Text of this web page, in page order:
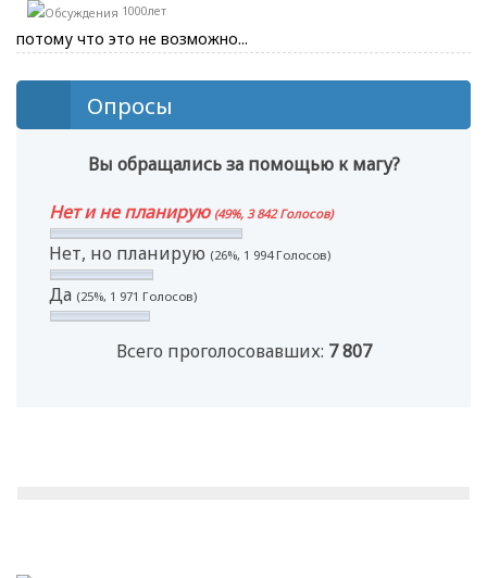
1000лет
потому что это не возможно...
Опросы
Вы обращались за помощью к магу?
Нет и не планирую (49%, 3 842 Голосов)
Нет, но планирую (26%, 1 994 Голосов)
Да (25%, 1 971 Голосов)
Всего проголосовавших: 7 807